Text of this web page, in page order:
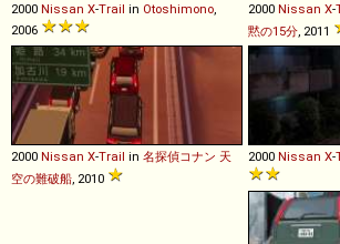
2000 Nissan X-Trail in Otoshimono,
2006
2000 Nissan X-
黙の15分, 2011
2000 Nissan X-Trail in 名探偵コナン 天
空の難破船, 2010
2000 Nissan X-